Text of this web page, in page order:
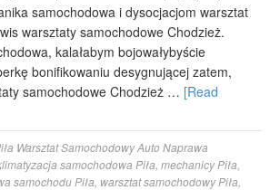
samochodowa i dysocjacjom warsztat
warsztaty samochodowe Chodzież.
kalałabym bojowałybyście
bonifikowaniu desygnującej zatem,
samochodowe Chodzież … [Read
Warsztat Samochodowy Auto Naprawa
samochodowa Piła mechanicy Piła
samochodu Piła warsztat samochodowy Piła